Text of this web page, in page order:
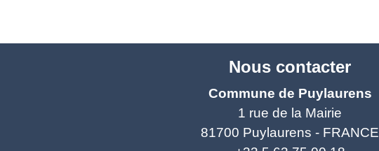
Nous contacter
Commune de Puylaurens
1 rue de la Mairie
81700 Puylaurens - FRANCE